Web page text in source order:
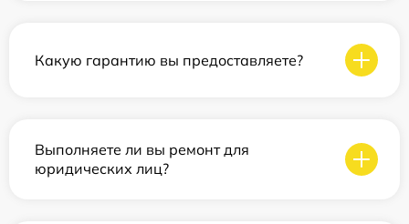
Какую гарантию вы предоставляете?
Выполняете ли вы ремонт для
юридических лиц?